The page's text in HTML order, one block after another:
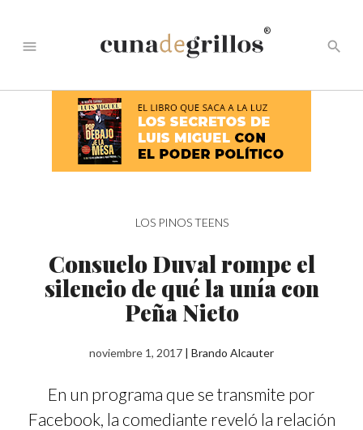
menu
®
search
LOS PINOS TEENS
Consuelo Duval rompe el
silencio de qué la unía con
Peña Nieto
noviembre 1, 2017 | Brando Alcauter
En un programa que se transmite por
Facebook, la comediante reveló la relación